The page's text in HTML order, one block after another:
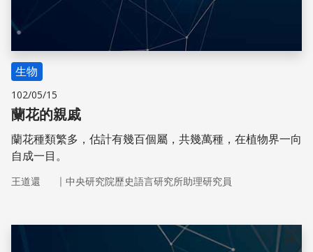
生物
102/05/15
蘭花的親戚
蘭花種類繁多，估計有幾百個屬，共幾萬種，在植物界一向
自成一目。
王道還 ｜ 中央研究院歷史語言研究所助理研究員
儲存